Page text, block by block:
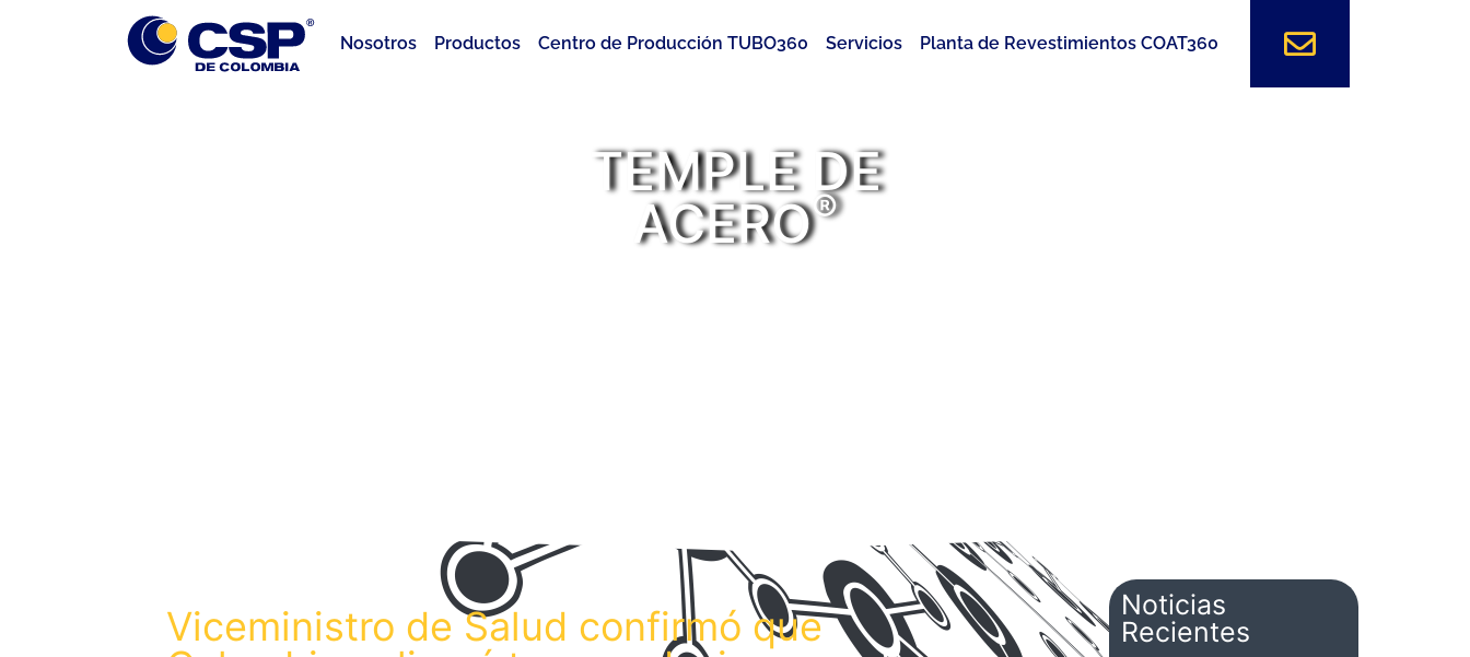
Nosotros Productos Centro de Producción TUBO360 Servicios Planta de Revestimientos COAT360
TEMPLE DE
ACERO®
Viceministro de Salud confirmó que
Noticias
Recientes